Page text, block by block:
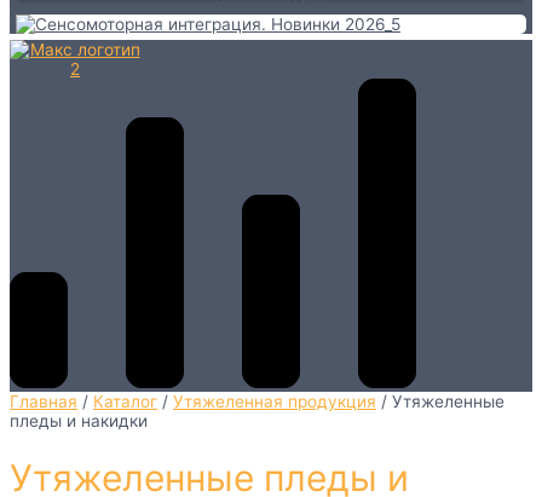
Главная / Каталог / Утяжеленная продукция / Утяжеленные
пледы и накидки
Утяжеленные пледы и